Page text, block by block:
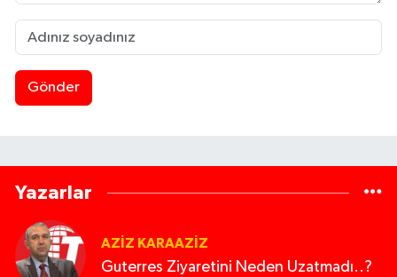
Gönder
Yazarlar
AZIZ KARAAZIZ
Guterres Ziyaretini Neden Uzatmadı..?